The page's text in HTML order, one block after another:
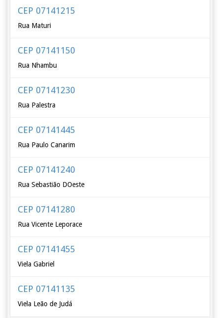
CEP 07141215
Rua Maturi
CEP 07141150
Rua Nhambu
CEP 07141230
Rua Palestra
CEP 07141445
Rua Paulo Canarim
CEP 07141240
Rua Sebastião DOeste
CEP 07141280
Rua Vicente Leporace
CEP 07141455
Viela Gabriel
CEP 07141135
Viela Leão de Judá